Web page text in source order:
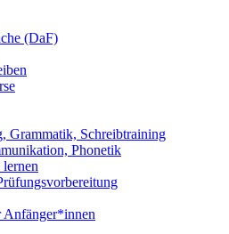
(DaF)
Grammatik, Schreibtraining
Phonetik